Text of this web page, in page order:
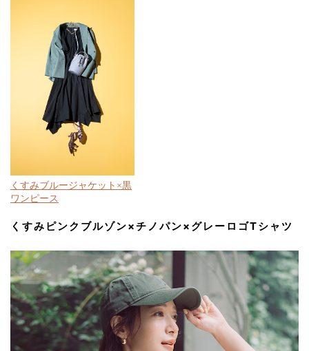
くすみブルージャケット×黒
ワンピース
くすみピンクブルゾン×チノパン×グレーロゴTシャツ